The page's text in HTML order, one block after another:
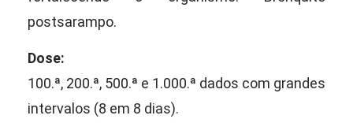
postsarampo.
Dose:
100.ª, 200.ª, 500.ª e 1.000.ª dados com grandes
intervalos (8 em 8 dias).